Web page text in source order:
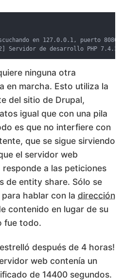
en 127.0.0.1, puerto
ninguna otra
en marcha. Esto utiliza la
del sitio de Drupal,
igual que con una pila
es que no interfiere con
que se sigue sirviendo
el servidor web
a las peticiones
de entity share. Sólo se
hablar con la dirección
contenido en lugar de su
fue todo.
después de 4 horas!
web contenía un
de 14400 segundos.